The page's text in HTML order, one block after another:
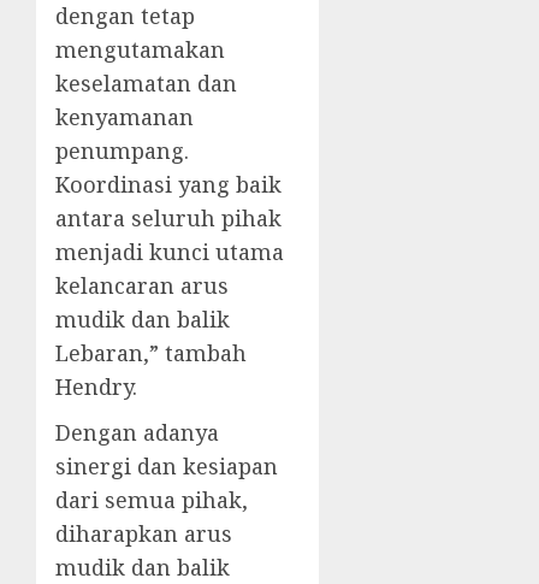
dengan tetap
mengutamakan
keselamatan dan
kenyamanan
penumpang.
Koordinasi yang baik
antara seluruh pihak
menjadi kunci utama
kelancaran arus
mudik dan balik
Lebaran,” tambah
Hendry.
Dengan adanya
sinergi dan kesiapan
dari semua pihak,
diharapkan arus
mudik dan balik